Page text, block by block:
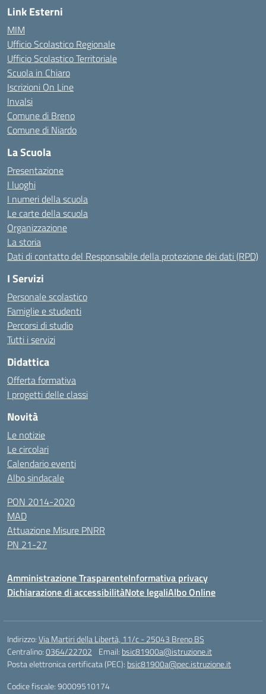
Link Esterni
MIM
Ufficio Scolastico Regionale
Ufficio Scolastico Territoriale
Scuola in Chiaro
Iscrizioni On Line
Invalsi
Comune di Breno
Comune di Niardo
La Scuola
Presentazione
I luoghi
I numeri della scuola
Le carte della scuola
Organizzazione
La storia
Dati di contatto del Responsabile della protezione dei dati (RPD)
I Servizi
Personale scolastico
Famiglie e studenti
Percorsi di studio
Tutti i servizi
Didattica
Offerta formativa
I progetti delle classi
Novità
Le notizie
Le circolari
Calendario eventi
Albo sindacale
PON 2014-2020
MAD
Attuazione Misure PNRR
PN 21-27
Amministrazione TrasparenteInformativa privacy
Dichiarazione di accessibilitàNote legaliAlbo Online
Indirizzo:Via Martiri della Libertà, 11/c - 25043 Breno BS
Centralino:0364/22702 Email: bsic81900a@istruzione.it
Posta elettronica certificata (PEC): bsic81900a@pec.istruzione.it
Codice fiscale: 90009510174